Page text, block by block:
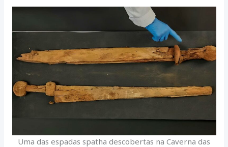
Uma das espadas spatha descobertas na Caverna das